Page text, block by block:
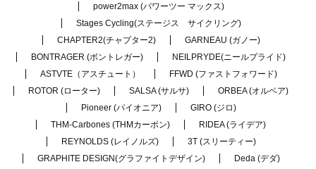
power2max (パワーツー マックス)
Stages Cycling(ステージス サイクリング)
CHAPTER2(チャプター2)
GARNEAU (ガノー)
BONTRAGER (ボントレガー)
NEILPRYDE(ニールプライド)
ASTVTE（アスチュート）
FFWD (ファストフォワード)
ROTOR (ローター)
SALSA (サルサ)
ORBEA (オルベア)
Pioneer (パイオニア)
GIRO (ジロ)
THM-Carbones (THMカーボン)
RIDEA (ライデア)
REYNOLDS (レイノルズ)
3T (スリーティー)
GRAPHITE DESIGN(グラファイトデザイン)
Deda (デダ)